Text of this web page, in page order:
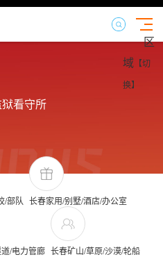
区
域 【切
换】
看守所
/部队 长春家用/别墅/酒店/办公室
/电力管廊 长春矿山/草原/沙漠/轮船